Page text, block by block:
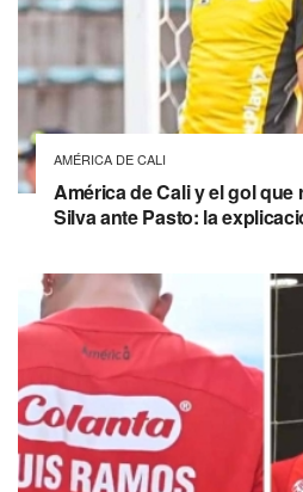
AMÉRICA DE CALI
América de Cali y el gol que
Silva ante Pasto: la